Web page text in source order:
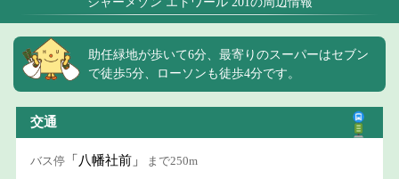
助任緑地が歩いて6分、最寄りのスーパーはセブン
で徒歩5分、ローソンも徒歩4分です。
交通
バス停 「八幡社前」 まで250m